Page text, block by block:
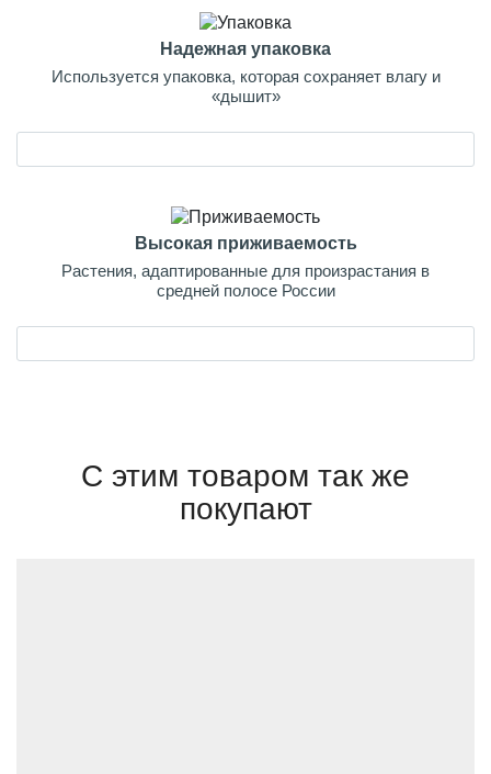
Надежная упаковка
Используется упаковка, которая сохраняет влагу и
«дышит»
Высокая приживаемость
Растения, адаптированные для произрастания в
средней полосе России
С этим товаром так же
покупают